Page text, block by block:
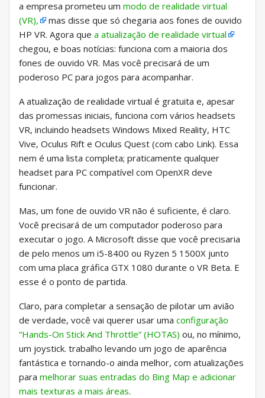
a empresa prometeu um modo de realidade virtual
(VR),
mas disse que só chegaria aos fones de ouvido
HP VR. Agora que a atualização de realidade virtual
chegou, e boas notícias: funciona com a maioria dos
fones de ouvido VR. Mas você precisará de um
poderoso PC para jogos para acompanhar.
A atualização de realidade virtual é gratuita e, apesar
das promessas iniciais, funciona com vários headsets
VR, incluindo headsets Windows Mixed Reality, HTC
Vive, Oculus Rift e Oculus Quest (com cabo Link). Essa
nem é uma lista completa; praticamente qualquer
headset para PC compatível com OpenXR deve
funcionar.
Mas, um fone de ouvido VR não é suficiente, é claro.
Você precisará de um computador poderoso para
executar o jogo. A Microsoft disse que você precisaria
de pelo menos um i5-8400 ou Ryzen 5 1500X junto
com uma placa gráfica GTX 1080 durante o VR Beta. E
esse é o ponto de partida.
Claro, para completar a sensação de pilotar um avião
de verdade, você vai querer usar uma configuração
“Hands-On Stick And Throttle” (HOTAS) ou, no mínimo,
um joystick. trabalho levando um jogo de aparência
fantástica e tornando-o ainda melhor, com atualizações
para melhorar suas entradas do Bing Map e adicionar
mais texturas a mais áreas.